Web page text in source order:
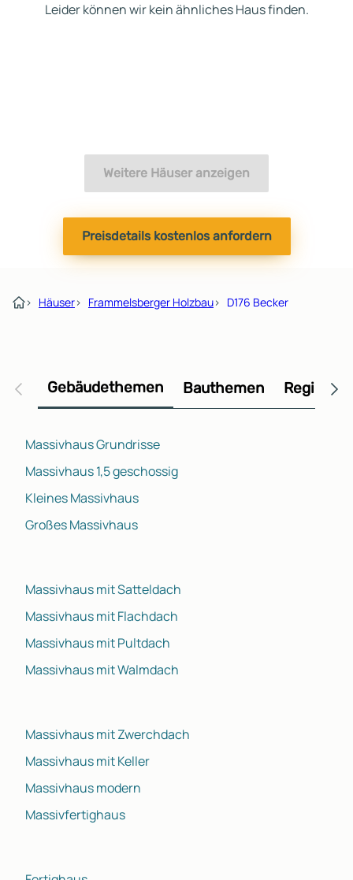
Leider können wir kein ähnliches Haus finden.
Weitere Häuser anzeigen
Preisdetails kostenlos anfordern
› Häuser› Frammelsberger Holzbau› D176 Becker
Gebäudethemen Bauthemen
Massivhaus Grundrisse
Massivhaus 1,5 geschossig
Kleines Massivhaus
Großes Massivhaus
Massivhaus mit Satteldach
Massivhaus mit Flachdach
Massivhaus mit Pultdach
Massivhaus mit Walmdach
Massivhaus mit Zwerchdach
Massivhaus mit Keller
Massivhaus modern
Massivfertighaus